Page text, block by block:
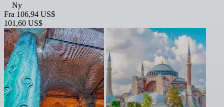
Ny
Fra 106,94 US$
101,60 US$